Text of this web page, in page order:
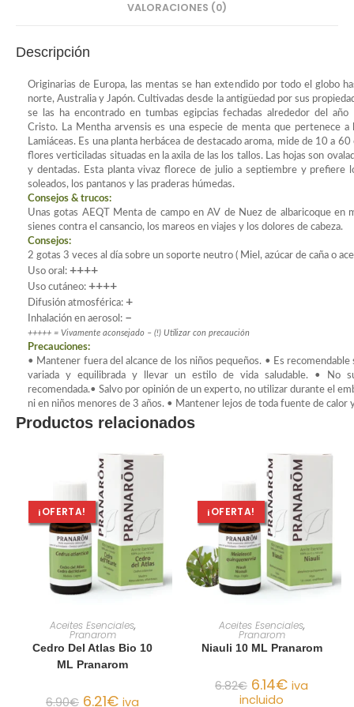
VALORACIONES (0)
Descripción
Originarias de Europa, las mentas se han extendido por todo el globo
norte, Australia y Japón. Cultivadas desde la antigüedad por sus
se las ha encontrado en tumbas egipcias fechadas alrededor del
Cristo. La Mentha arvensis es una especie de menta que pertenece a
Lamiáceas. Es una planta herbácea de destacado aroma, mide de 10 a
flores verticiladas situadas en la axila de las los tallos. Las hojas son
y dentadas. Esta planta vivaz florece de julio a septiembre y prefiere
soleados, los pantanos y las praderas húmedas.
Consejos & trucos:
Unas gotas AEQT Menta de campo en AV de Nuez de albaricoque en
sienes contra el cansancio, los mareos en viajes y los dolores de cabeza.
Consejos:
2 gotas 3 veces al día sobre un soporte neutro ( Miel, azúcar de caña o
Uso oral: ++++
Uso cutáneo: ++++
Difusión atmosférica: +
Inhalación en aerosol: –
+++++ = Vivamente aconsejado – (!) Utilizar con precaución
Precauciones:
• Mantener fuera del alcance de los niños pequeños. • Es recomendable
variada y equilibrada y llevar un estilo de vida saludable. • No
recomendada.• Salvo por opinión de un experto, no utilizar durante el
ni en niños menores de 3 años. • Mantener lejos de toda fuente de calor
Productos relacionados
¡OFERTA!
AÑADIR AL CARRITO
Aceites Esenciales,
Pranarom
Cedro Del Atlas Bio 10
ML Pranarom
6.90€ 6.21€ iva
¡OFERTA!
AÑADIR AL CARRITO
Aceites Esenciales,
Pranarom
Niauli 10 ML Pranarom
6.82€ 6.14€ iva
incluido